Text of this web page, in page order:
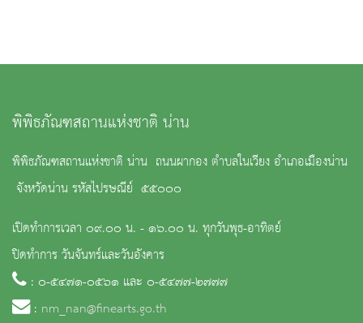
พิพิธภัณฑสถานแห่งชาติ น่าน
พิพิธภัณฑสถานแห่งชาติ น่าน ถนนผากอง ตำบลในเวียง อำเภอเมืองน่าน
จังหวัดน่าน รหัสไปรษณีย์ ๕๕๐๐๐
เปิดทำการเวลา ๐๙.๐๐ น. - ๑๖.๐๐ น. ทุกวันพุธ-อาทิตย์
ปิดทำการ วันจันทร์และวันอังคาร
: ๐-๕๔๗๑-๐๕๖๑ และ ๐-๕๔๗๗-๒๗๗๗
: nm_nan@finearts.go.th